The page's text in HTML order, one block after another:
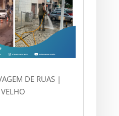
DE RUAS |